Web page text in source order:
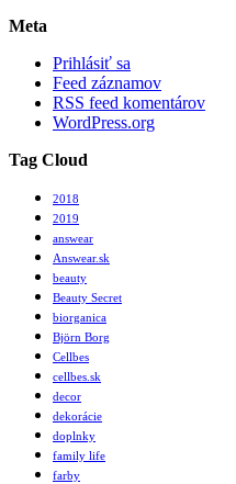
Meta
Prihlásiť sa
Feed záznamov
RSS feed komentárov
WordPress.org
Tag Cloud
2018
2019
answear
Answear.sk
beauty
Beauty Secret
biorganica
Björn Borg
Cellbes
cellbes.sk
decor
dekorácie
doplnky
family life
farby